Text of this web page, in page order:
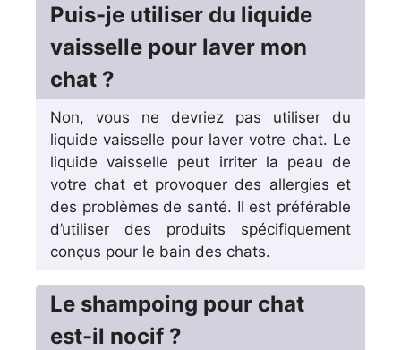
Puis-je utiliser du liquide
vaisselle pour laver mon
chat ?
Non, vous ne devriez pas utiliser du
liquide vaisselle pour laver votre chat. Le
liquide vaisselle peut irriter la peau de
votre chat et provoquer des allergies et
des problèmes de santé. Il est préférable
d’utiliser des produits spécifiquement
conçus pour le bain des chats.
Le shampoing pour chat
est-il nocif ?